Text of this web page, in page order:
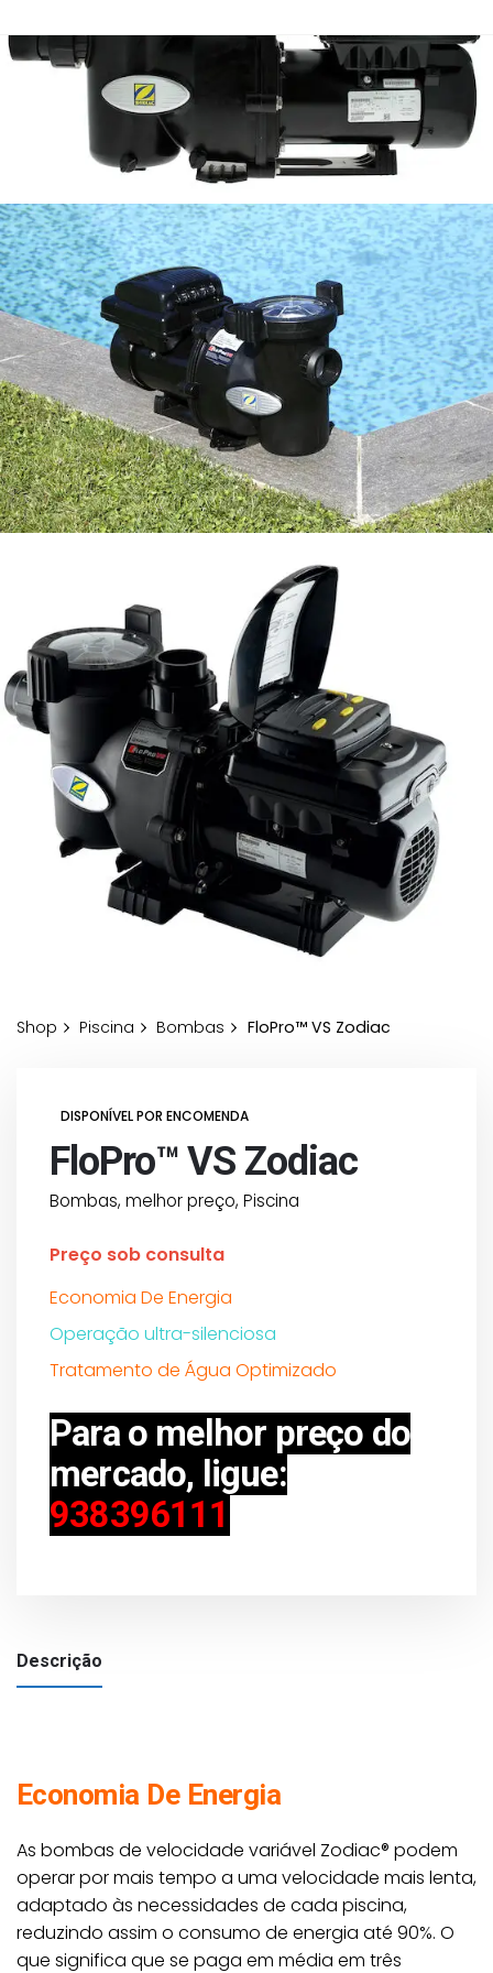
Shop Piscina Bombas FloPro™ VS Zodiac
DISPONÍVEL POR ENCOMENDA
FloPro™ VS Zodiac
Bombas, melhor preço, Piscina
Preço sob consulta
Economia De Energia
Operação ultra-silenciosa
Tratamento de Água Optimizado
Para o melhor preço do
mercado, ligue:
938396111
Descrição
Economia De Energia
As bombas de velocidade variável Zodiac® podem
operar por mais tempo a uma velocidade mais lenta,
adaptado às necessidades de cada piscina,
reduzindo assim o consumo de energia até 90%. O
que significa que se paga em média em três